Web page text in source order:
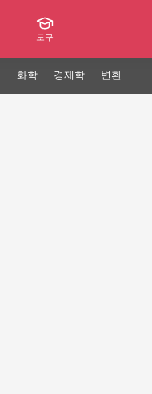
도구
화학 경제학 변환